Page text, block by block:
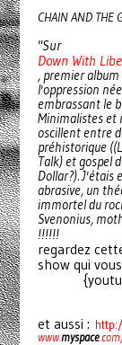
CHAIN AND THE
"Sur
Down With
, premier
l'oppression
embrassant le
Minimalistes et
oscillent entre
préhistorique
Talk) et gospel
Dollar?).
abrasive, un
immortel du
Svenonius,
!!!!!!
regardez
show qui
et aussi :
www.myspace